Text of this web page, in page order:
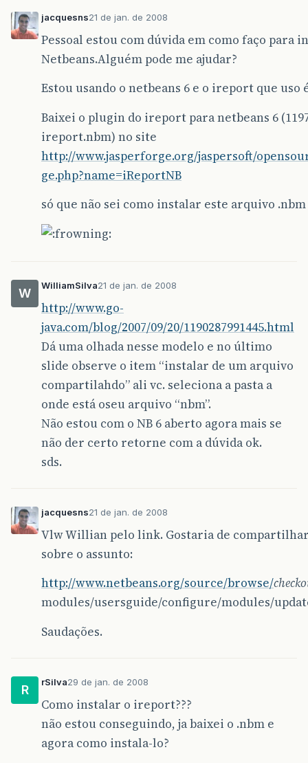
jacquesns21 de jan. de 2008
Pessoal estou com dúvida em como faço para
Netbeans.Alguém pode me ajudar?
Estou usando o netbeans 6 e o ireport que uso
Baixei o plugin do ireport para netbeans 6
ireport.nbm) no site
http://www.jasperforge.org/jaspersoft/
ge.php?name=iReportNB
só que não sei como instalar este arquivo .nbm
W
WilliamSilva21 de jan. de 2008
http://www.go-
java.com/blog/2007/09/20/1190287991445.html
Dá uma olhada nesse modelo e no último
slide observe o item “instalar de um arquivo
compartilahdo” ali vc. seleciona a pasta a
onde está oseu arquivo “nbm”.
Não estou com o NB 6 aberto agora mais se
não der certo retorne com a dúvida ok.
sds.
jacquesns21 de jan. de 2008
Vlw Willian pelo link. Gostaria de
sobre o assunto:
http://www.netbeans.org/source/browse/
modules/usersguide/configure/modules/
Saudações.
R
rSilva29 de jan. de 2008
Como instalar o ireport???
não estou conseguindo, ja baixei o .nbm e
agora como instala-lo?